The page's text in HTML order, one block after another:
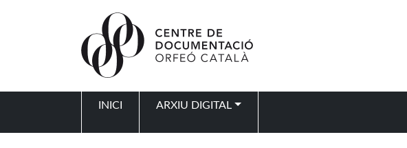
INICI ARXIU DIGITAL